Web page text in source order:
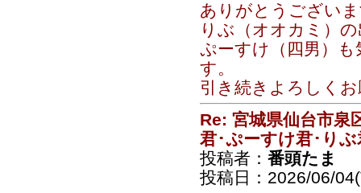
ありがとうござい
りぶ（オオカミ）
ぷーすけ（四男）
す。
引き続きよろしく
Re: 宮城県仙台市泉
君･ぷーすけ君･りぶ
投稿者： 番頭たま
投稿日：2026/06/